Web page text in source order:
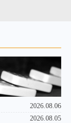
2026.08.06
2026.08.05